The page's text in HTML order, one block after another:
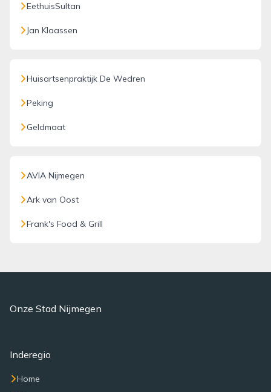
EethuisSultan
Jan Klaassen
Huisartsenpraktijk De Wedren
Peking
Geldmaat
AVIA Nijmegen
Ark van Oost
Frank's Food & Grill
Onze Stad Nijmegen
Inderegio
Home